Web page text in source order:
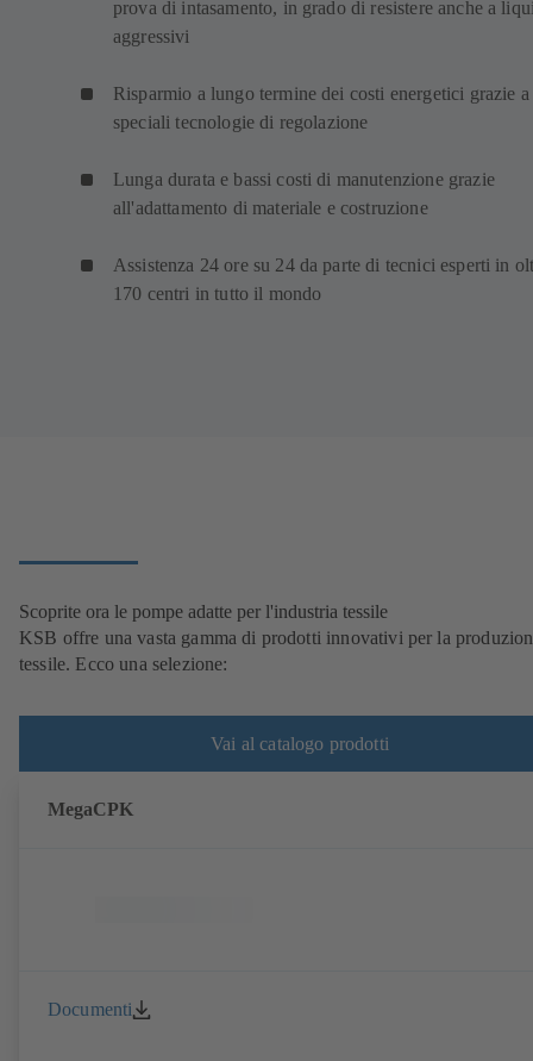
prova di intasamento, in grado di resistere anche a
aggressivi
Risparmio a lungo termine dei costi energetici grazie a
speciali tecnologie di regolazione
Lunga durata e bassi costi di manutenzione grazie
all'adattamento di materiale e costruzione
Assistenza 24 ore su 24 da parte di tecnici esperti in
170 centri in tutto il mondo
Scoprite ora le pompe adatte per l'industria tessile
KSB offre una vasta gamma di prodotti innovativi per la
tessile. Ecco una selezione:
Vai al catalogo prodotti
MegaCPK
Documenti